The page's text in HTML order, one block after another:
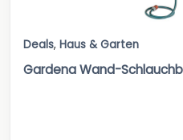
Deals, Haus & Garten
Gardena Wand-